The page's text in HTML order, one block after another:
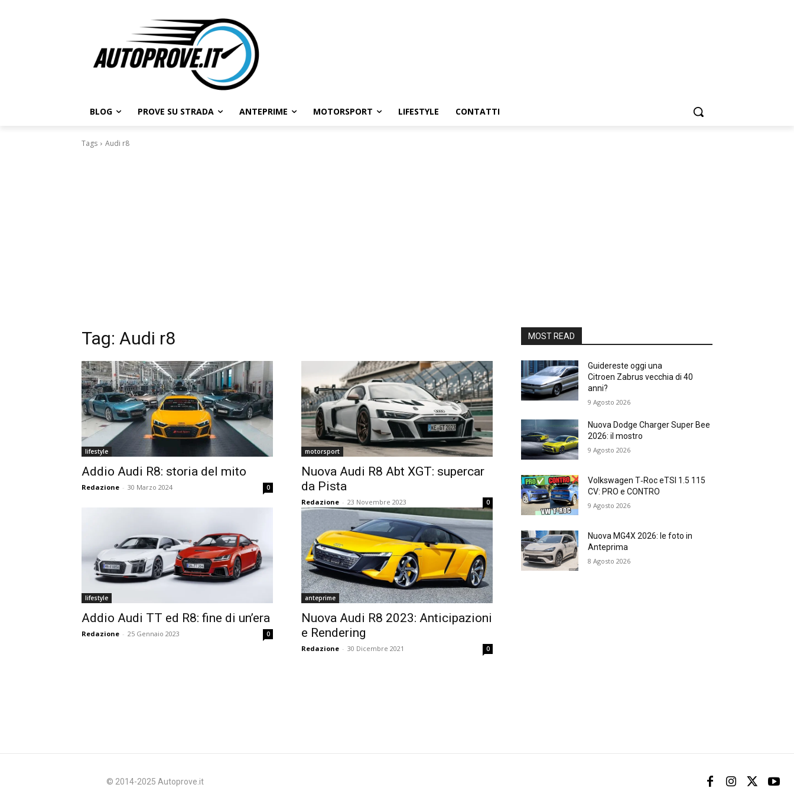
BLOG PROVE SU STRADA ANTEPRIME MOTORSPORT LIFESTYLE CONTATTI
Tags Audi r8
Tag: Audi r8
lifestyle
Addio Audi R8: storia del mito
Redazione - 30 Marzo 2024 0
motorsport
Nuova Audi R8 Abt XGT: supercar
da Pista
Redazione - 23 Novembre 2023 0
lifestyle
Addio Audi TT ed R8: fine di un’era
Redazione - 25 Gennaio 2023 0
anteprime
Nuova Audi R8 2023: Anticipazioni
e Rendering
Redazione - 30 Dicembre 2021 0
MOST READ
Guidereste oggi una
Citroen Zabrus vecchia di 40
anni?
9 Agosto 2026
Nuova Dodge Charger Super Bee
2026: il mostro
9 Agosto 2026
Volkswagen T‑Roc eTSI 1.5 115
CV: PRO e CONTRO
9 Agosto 2026
Nuova MG4X 2026: le foto in
Anteprima
8 Agosto 2026
© 2014-2025 Autoprove.it